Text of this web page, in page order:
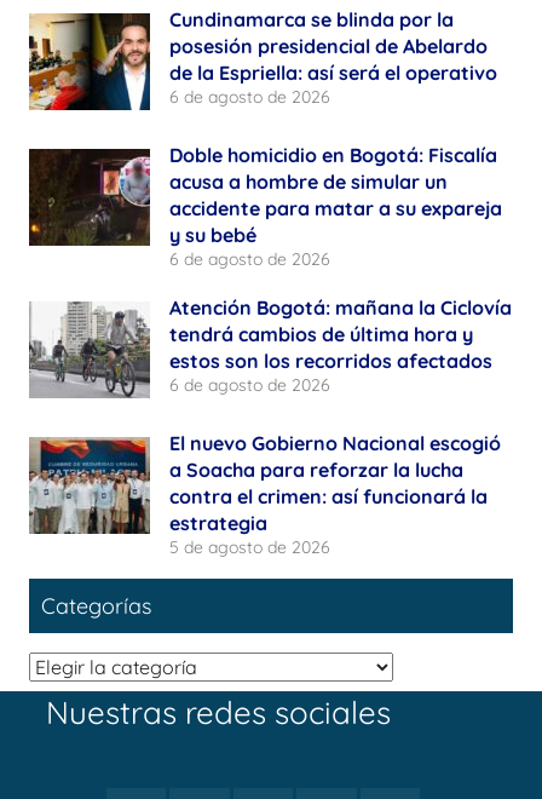
Cundinamarca se blinda por la
posesión presidencial de Abelardo
de la Espriella: así será el operativo
6 de agosto de 2026
Doble homicidio en Bogotá: Fiscalía
acusa a hombre de simular un
accidente para matar a su expareja
y su bebé
6 de agosto de 2026
Atención Bogotá: mañana la Ciclovía
tendrá cambios de última hora y
estos son los recorridos afectados
6 de agosto de 2026
El nuevo Gobierno Nacional escogió
a Soacha para reforzar la lucha
contra el crimen: así funcionará la
estrategia
5 de agosto de 2026
Categorías
Categorías
Nuestras redes sociales